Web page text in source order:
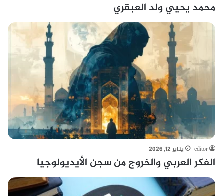
محمد يحيي ولد العبقري
editor يناير 12, 2026
الفكر العربي والخروج من سجن الأيديولوجيا